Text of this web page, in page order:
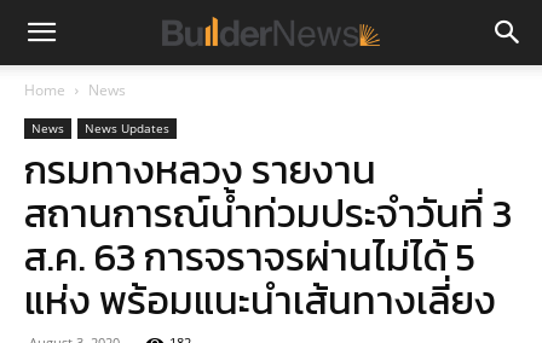
Home News
News News Updates
กรมทางหลวง รายงาน
สถานการณ์น้ำท่วมประจำวันที่ 3
ส.ค. 63 การจราจรผ่านไม่ได้ 5
แห่ง พร้อมแนะนำเส้นทางเลี่ยง